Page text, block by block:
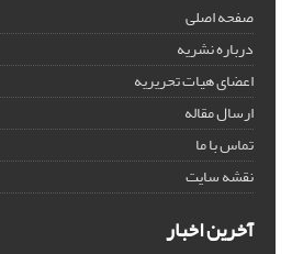
صفحه اصلی
درباره نشریه
اعضای هیات تحریریه
ارسال مقاله
تماس با ما
نقشه سایت
آخرین اخبار